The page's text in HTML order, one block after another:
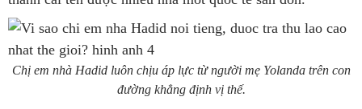
Chị em nhà Hadid luôn chịu áp lực từ người mẹ Yolanda trên con
đường khẳng định vị thế.